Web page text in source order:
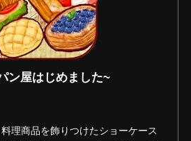
ン屋はじめました~
理商品を飾りつけたショーケース